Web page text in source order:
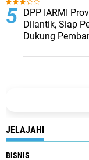
DPP IARMI
Dilantik, Siap
Dukung
JELAJAHI
BISNIS